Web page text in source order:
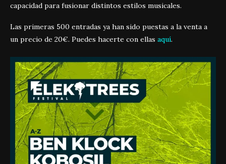
capacidad para fusionar distintos estilos musicales.
Las primeras 500 entradas ya han sido puestas a la venta a
un precio de 20€. Puedes hacerte con ellas aquí.